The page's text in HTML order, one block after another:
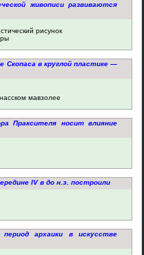
живописи развиваются
рисунок
Скопаса в круглой пластике —
мавзолее
Праксителя носит влияние
IV в до н.э. построили
архаики в искусстве